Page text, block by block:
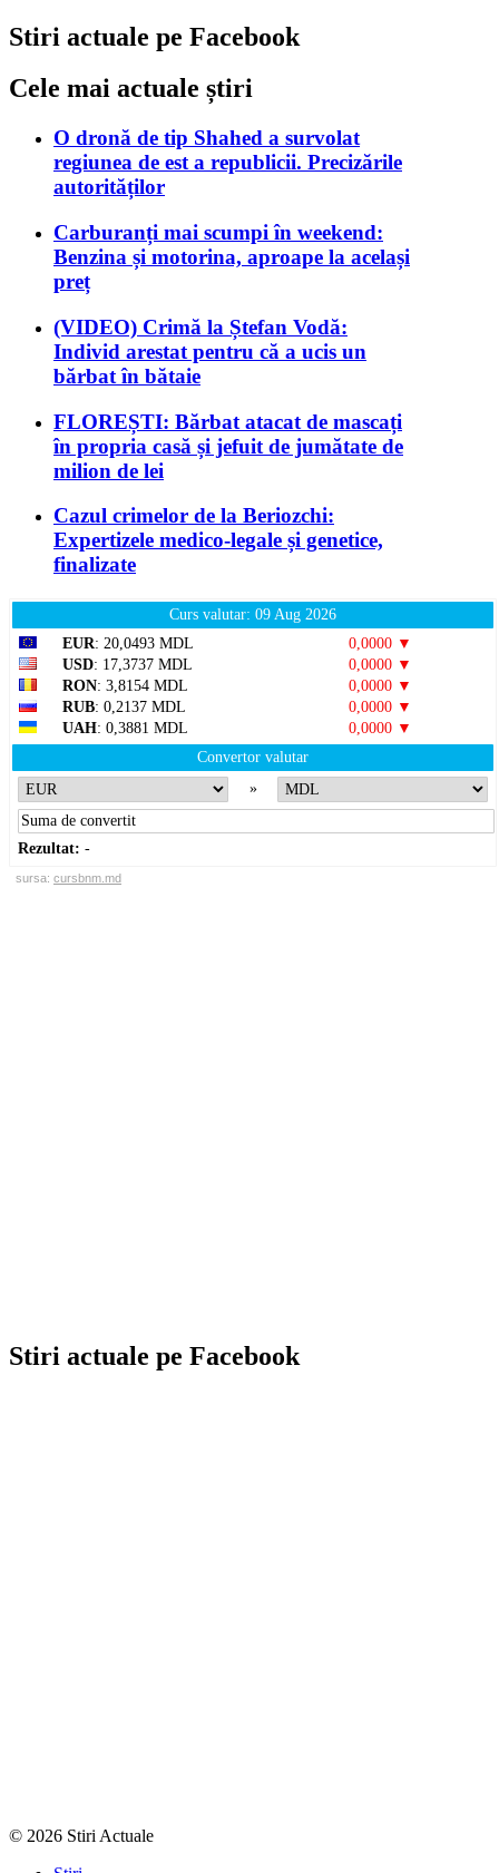
Stiri actuale pe Facebook
Cele mai actuale știri
O dronă de tip Shahed a survolat
regiunea de est a republicii. Precizările
autorităților
Carburanți mai scumpi în weekend:
Benzina și motorina, aproape la același
preț
(VIDEO) Crimă la Ștefan Vodă:
Individ arestat pentru că a ucis un
bărbat în bătaie
FLOREȘTI: Bărbat atacat de mascați
în propria casă și jefuit de jumătate de
milion de lei
Cazul crimelor de la Beriozchi:
Expertizele medico-legale și genetice,
finalizate
Curs valutar: 09 Aug 2026
EUR: 20,0493 MDL
0,0000 ▼
USD: 17,3737 MDL
0,0000 ▼
RON: 3,8154 MDL
0,0000 ▼
RUB: 0,2137 MDL
0,0000 ▼
UAH: 0,3881 MDL
0,0000 ▼
Convertor valutar
»
Rezultat: -
sursa: cursbnm.md
Stiri actuale pe Facebook
© 2026 Stiri Actuale